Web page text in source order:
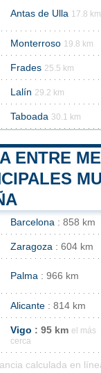
Antas de Ulla 17.8 km
Monterroso 19.8 km
Frades 25.5 km
Lalín 29.2 km
Taboada 30.1 km
ENTRE
Barcelona : 858 km
Zaragoza : 604 km
Palma : 966 km
Alicante : 814 km
Vigo : 95 km el más
cerca
calculada en